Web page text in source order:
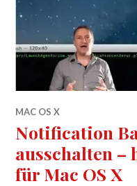
MAC OS X
Notification
ausschalten –
für Mac OS X